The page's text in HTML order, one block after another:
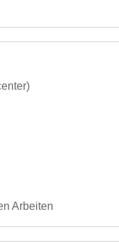
Arbeiten